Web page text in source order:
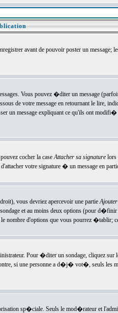
avant de pouvoir poster un
Vous pouvez �diter un message
de votre message en retournant le lire,
message expliquant ce qu'ils ont modifi�
cocher la caseAttacher sa signaturelors
votre signature � un message en
vous devriez apercevoir une partie
et au moins deux options (pour
nombre d'options que vous pourrez �tablir;
Pour �diter un sondage, cliquez sur
si une personne a d�j� vot�, seuls
sp�ciale. Seuls le mod�rateur et